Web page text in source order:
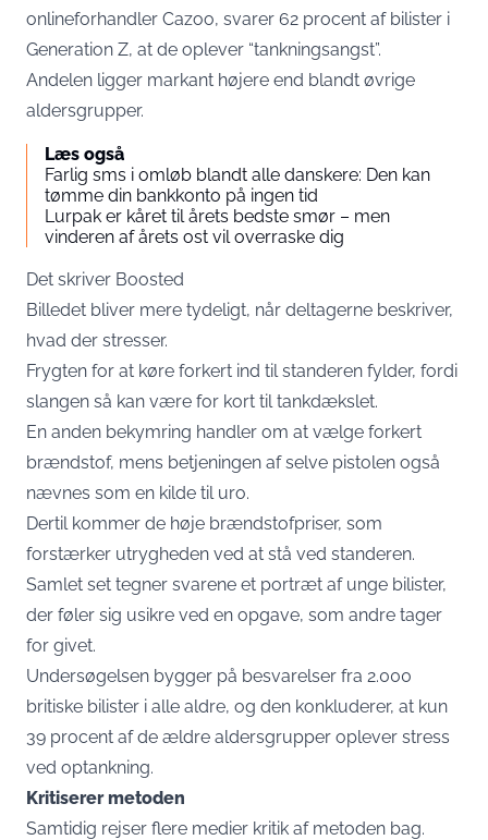
onlineforhandler Cazoo, svarer 62 procent af bilister i
Generation Z, at de oplever “tankningsangst”.
Andelen ligger markant højere end blandt øvrige
aldersgrupper.
Læs også
Farlig sms i omløb blandt alle danskere: Den kan
tømme din bankkonto på ingen tid
Lurpak er kåret til årets bedste smør – men
vinderen af årets ost vil overraske dig
Det skriver Boosted
Billedet bliver mere tydeligt, når deltagerne beskriver,
hvad der stresser.
Frygten for at køre forkert ind til standeren fylder, fordi
slangen så kan være for kort til tankdækslet.
En anden bekymring handler om at vælge forkert
brændstof, mens betjeningen af selve pistolen også
nævnes som en kilde til uro.
Dertil kommer de høje brændstofpriser, som
forstærker utrygheden ved at stå ved standeren.
Samlet set tegner svarene et portræt af unge bilister,
der føler sig usikre ved en opgave, som andre tager
for givet.
Undersøgelsen bygger på besvarelser fra 2.000
britiske bilister i alle aldre, og den konkluderer, at kun
39 procent af de ældre aldersgrupper oplever stress
ved optankning.
Kritiserer metoden
Samtidig rejser flere medier kritik af metoden bag.